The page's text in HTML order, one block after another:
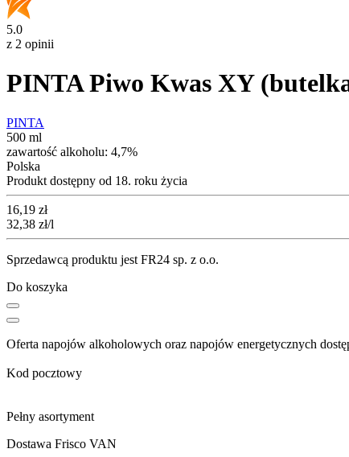
5.0
z 2 opinii
PINTA Piwo Kwas XY
PINTA
500 ml
zawartość alkoholu: 4,7%
Polska
Produkt dostępny od 18. roku życia
Cena
16,19 zł
32,38 zł/l
Sprzedawcą produktu jest FR24 sp. z o.o.
Do koszyka
Oferta napojów alkoholowych oraz napojów energetycznych
Kod pocztowy
Pełny asortyment
Dostawa Frisco VAN